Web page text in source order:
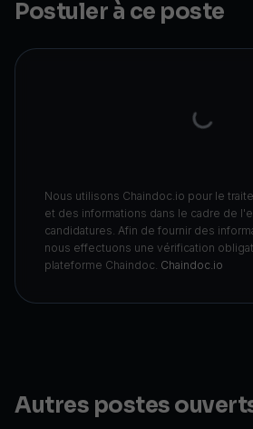
Postuler à ce poste
Nous utilisons Chaindoc.io pour le
et des informations dans le cadre de
candidatures. Afin de fournir des
nous effectuons une vérification
plateforme Chaindoc. Chaindoc.io
Autres postes